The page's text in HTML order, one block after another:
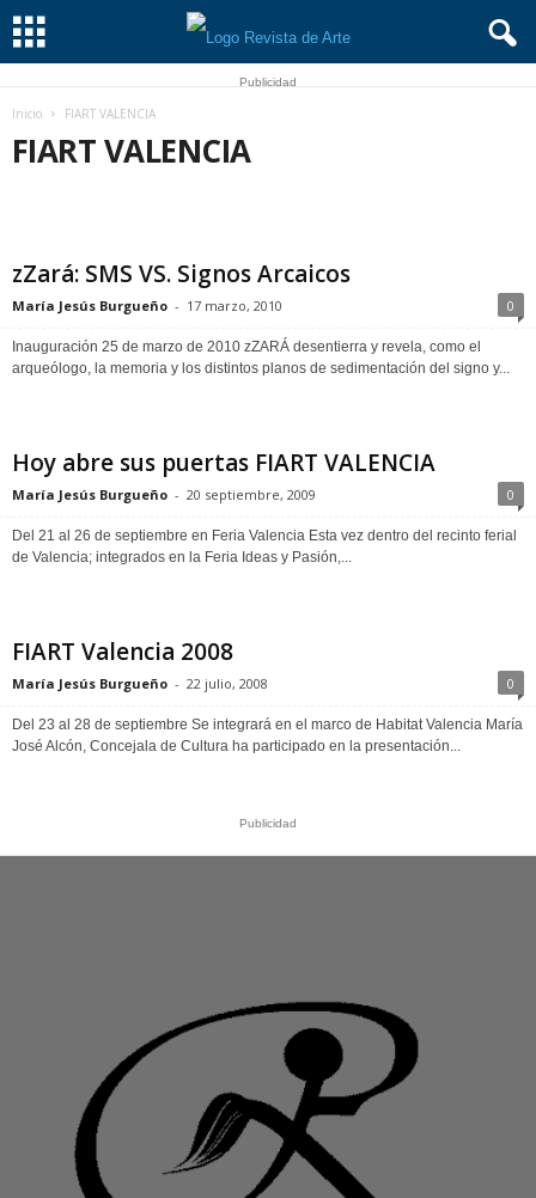
Publicidad
Inicio FIART VALENCIA
FIART VALENCIA
FERIA DEL MUEBLE DE MADRID
FERIARTE
FIART VALENCIA
IBERJOYA
INTERGIFT
JUST MADRID MADRID PAPER WEEK
MANIFESTA
MERCEDES-BENZ FASHION WEEK
MODACALZADO+IBERPIEL
MULAFEST OPEN STUDIO
PHE
zZará: SMS VS. Signos Arcaicos
María Jesús Burgueño - 17 marzo, 2010 0
Inauguración 25 de marzo de 2010 zZARÁ desentierra y revela, como el
arqueólogo, la memoria y los distintos planos de sedimentación del signo y...
Hoy abre sus puertas FIART VALENCIA
María Jesús Burgueño - 20 septiembre, 2009 0
Del 21 al 26 de septiembre en Feria Valencia Esta vez dentro del recinto ferial
de Valencia; integrados en la Feria Ideas y Pasión,...
FIART Valencia 2008
María Jesús Burgueño - 22 julio, 2008 0
Del 23 al 28 de septiembre Se integrará en el marco de Habitat Valencia María
José Alcón, Concejala de Cultura ha participado en la presentación...
Publicidad